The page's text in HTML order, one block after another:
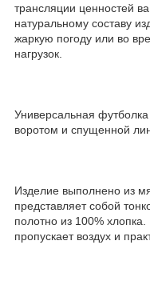
трансляции ценностей
натуральному составу
жаркую погоду или во
нагрузок.
Универсальная
воротом и спущенной
Изделие выполнено из
представляет собой
полотно из 100%
пропускает воздух и